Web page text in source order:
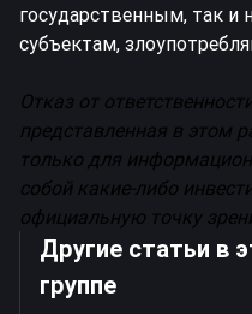
государственным, так и
субъектам,
Отказ от
представленная в этом
только для
собой какие-либо
официальную точку
Другие статьи в
группе